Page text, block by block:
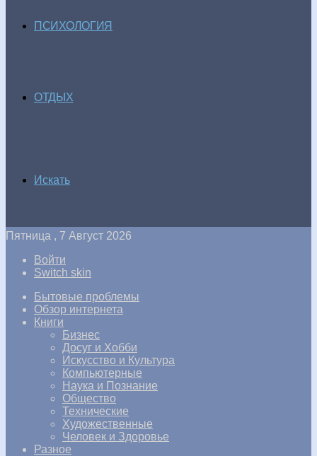
ПСИХОЛОГИЯ
ОТДЫХ
Искать
Пятница , 7 Август 2026
Войти
Switch skin
Бытовые проблемы
Обзор интернета
Книги
Бизнес
Досуг и Хобби
Искусство и Культура
Компьютерные
Наука и Познание
Общество
Технические
Художественные
Человек и Здоровье
Разное